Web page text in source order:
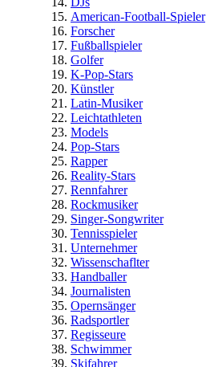
American-Football-Spieler
Forscher
Fußballspieler
Golfer
K-Pop-Stars
Künstler
Latin-Musiker
Leichtathleten
Models
Pop-Stars
Rapper
Reality-Stars
Rennfahrer
Rockmusiker
Singer-Songwriter
Tennisspieler
Unternehmer
Wissenschaflter
Handballer
Journalisten
Opernsänger
Radsportler
Regisseure
Schwimmer
Skifahrer